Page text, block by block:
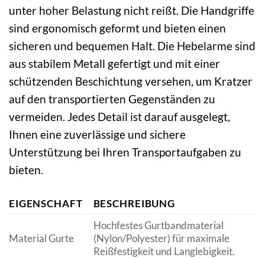
unter hoher Belastung nicht reißt. Die Handgriffe
sind ergonomisch geformt und bieten einen
sicheren und bequemen Halt. Die Hebelarme sind
aus stabilem Metall gefertigt und mit einer
schützenden Beschichtung versehen, um Kratzer
auf den transportierten Gegenständen zu
vermeiden. Jedes Detail ist darauf ausgelegt,
Ihnen eine zuverlässige und sichere
Unterstützung bei Ihren Transportaufgaben zu
bieten.
EIGENSCHAFT BESCHREIBUNG
Material Gurte
Hochfestes Gurtbandmaterial
(Nylon/Polyester) für maximale
Reißfestigkeit und Langlebigkeit.